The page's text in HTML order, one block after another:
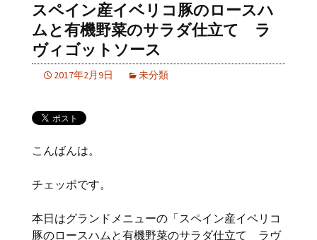
スペイン産イベリコ豚のロースハ
ムと有機野菜のサラダ仕立て ラ
ヴィゴットソース
2017年2月9日 未分類
こんばんは。
チェッポです。
本日はグランドメニューの「スペイン産イベリコ
豚のロースハムと有機野菜のサラダ仕立て ラヴ